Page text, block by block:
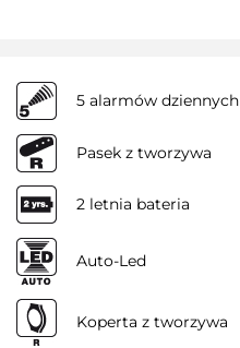
5 alarmów dziennych
Pasek z tworzywa
2 letnia bateria
Auto-Led
Koperta z tworzywa